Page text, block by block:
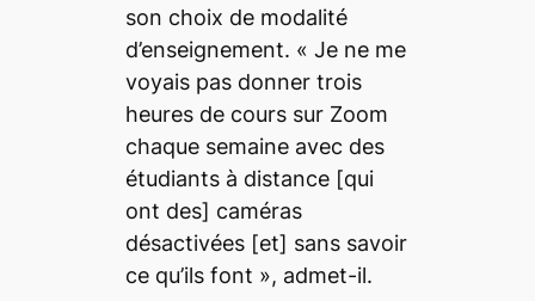
son choix de modalité
d’enseignement. « Je ne me
voyais pas donner trois
heures de cours sur Zoom
chaque semaine avec des
étudiants à distance [qui
ont des] caméras
désactivées [et] sans savoir
ce qu’ils font », admet-il.